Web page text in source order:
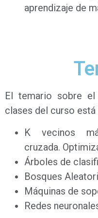
aprendizaje de
El temario sobre el
clases del curso está
K vecinos
cruzada.
Árboles de
Bosques
Máquinas de
Redes